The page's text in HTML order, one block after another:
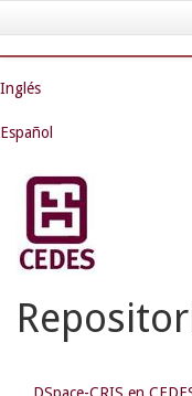
navigation
Inglés
Español